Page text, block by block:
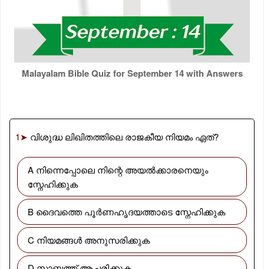
Malayalam Bible Quiz for September 14 with Answers
1➤ വിശുദ്ധ ലിഖിതത്തിലെ രാജകീയ നിയമം ഏത്?
A നിന്നെപ്പോലെ നിന്റെ അയൽക്കാരനെയും
സ്നേഹിക്കുക
B ദൈവത്തെ പൂർണഹൃദയത്താടെ സ്നേഹിക്കുക
C നിയമങ്ങൾ അനുസരിക്കുക